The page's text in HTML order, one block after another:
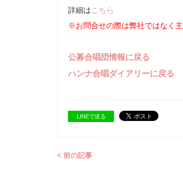
詳細はこちら
※お問合せの際は弊社ではなく
公募合唱団情報に戻る
ハンナ合唱ダイアリーに戻る
LINEで送る
< 前の記事